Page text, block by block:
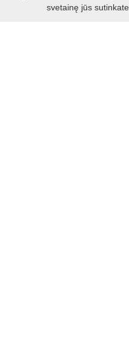
www.facebook.com/
svetainę jūs